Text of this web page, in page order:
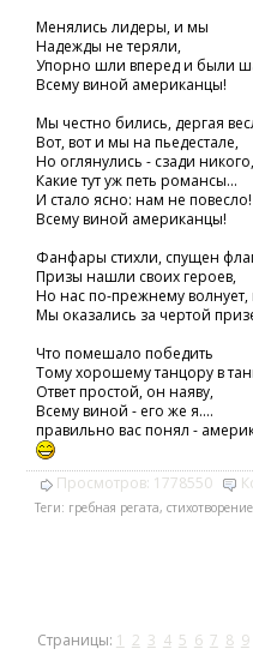
Менялись лидеры, и мы
Надежды не теряли,
Упорно шли вперед и были
Всему виной американцы!
Мы честно бились, дергая
Вот, вот и мы на пьедестале,
Но оглянулись - сзади никого,
Какие тут уж петь романсы...
И стало ясно: нам не повесло!
Всему виной американцы!
Фанфары стихли, спущен
Призы нашли своих героев,
Но нас по-прежнему волнует,
Мы оказались за чертой
Что помешало победить
Тому хорошему танцору в
Ответ простой, он наяву,
Всему виной - его же я....
правильно вас понял -
Просмотров: 1778550
Теги: гребная регата, стихотворение
Страницы: 1 2 3 4 5 6 7 8 9